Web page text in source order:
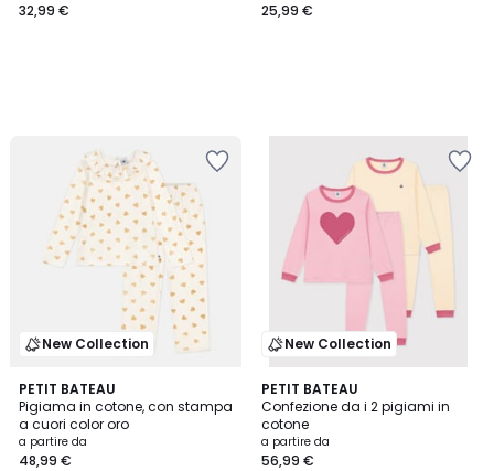
32,99 €
25,99 €
New Collection
PETIT BATEAU
Pigiama in cotone, con stampa
a cuori color oro
a partire da
48,99 €
New Collection
PETIT BATEAU
Confezione da i 2 pigiami in
cotone
a partire da
56,99 €